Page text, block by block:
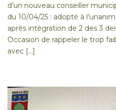
d’un nouveau conseiller
du 10/04/25 : adopté à
après intégration de 2 des 3
Occasion de rappeler le trop
avec […]